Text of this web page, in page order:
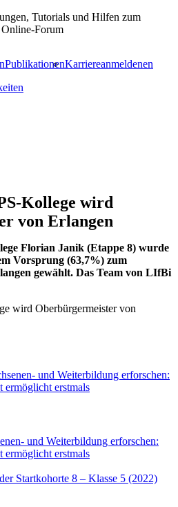
Tutorials und Hilfen zum
Forum
PublikationenKarriereanmeldenen
Kollege wird
von Erlangen
Florian Janik (Etappe 8) wurde
Vorsprung (63,7%) zum
gewählt. Das Team von LIfBi
und Weiterbildung erforschen:
ermöglicht erstmals